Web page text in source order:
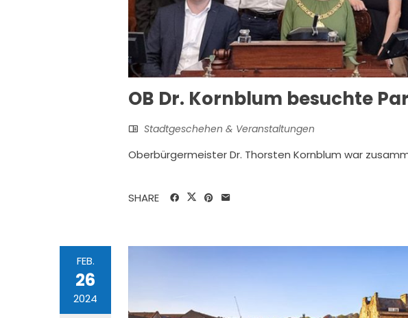
OB Dr. Kornblum besuchte
Stadtgeschehen & Veranstaltungen
Oberbürgermeister Dr. Thorsten Kornblum war
SHARE
FEB.
26
2024